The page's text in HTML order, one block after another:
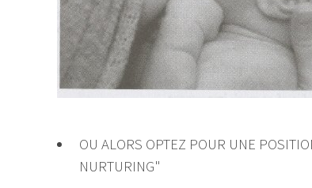
OU ALORS OPTEZ POUR UNE
NURTURING"